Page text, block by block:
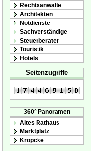
Rechtsanwälte
Architekten
Notdienste
Sachverständige
Steuerberater
Touristik
Hotels
Seitenzugriffe
360° Panoramen
Altes Rathaus
Marktplatz
Kröpcke